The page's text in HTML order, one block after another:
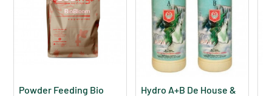
Powder Feeding Bio
Hydro A+B De House &